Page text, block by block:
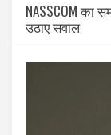
NASSCOM का
उठाए सवाल